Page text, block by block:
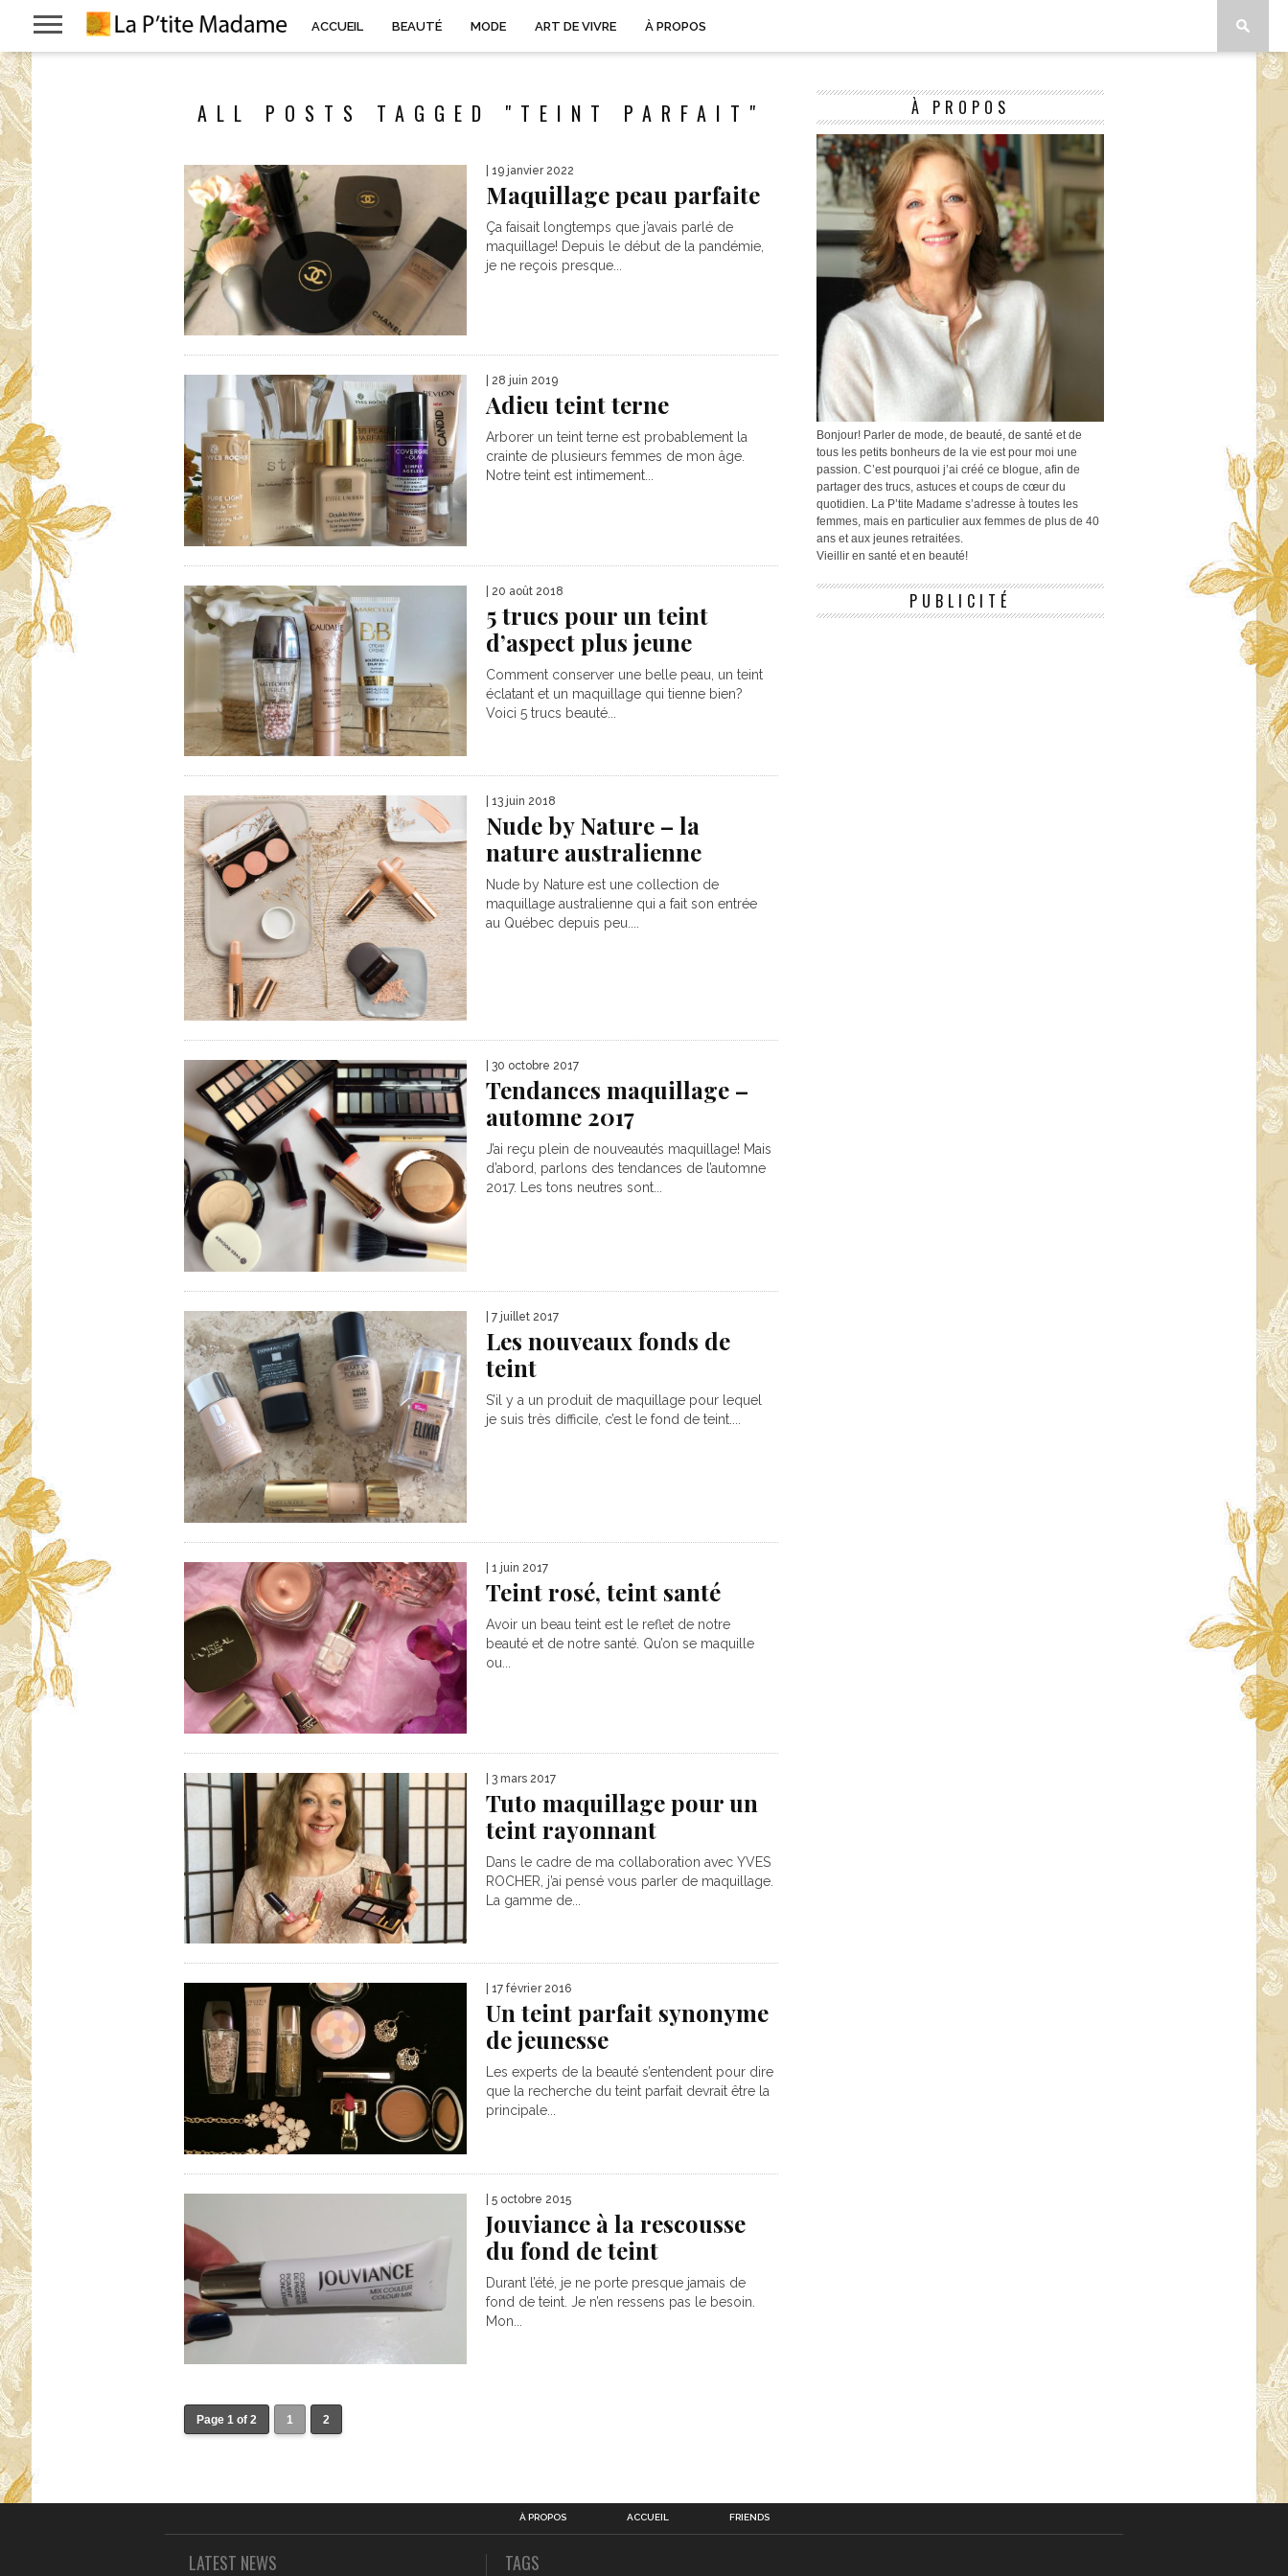
ACCUEIL BEAUTÉ MODE ART DE VIVRE À PROPOS
ALL POSTS TAGGED "TEINT PARFAIT"
| 19 janvier 2022
Maquillage peau parfaite
Ça faisait longtemps que j’avais parlé de
maquillage! Depuis le début de la pandémie,
je ne reçois presque...
| 28 juin 2019
Adieu teint terne
Arborer un teint terne est probablement la
crainte de plusieurs femmes de mon âge.
Notre teint est intimement...
| 20 août 2018
5 trucs pour un teint
d’aspect plus jeune
Comment conserver une belle peau, un teint
éclatant et un maquillage qui tienne bien?
Voici 5 trucs beauté...
| 13 juin 2018
Nude by Nature – la
nature australienne
Nude by Nature est une collection de
maquillage australienne qui a fait son entrée
au Québec depuis peu....
| 30 octobre 2017
Tendances maquillage –
automne 2017
J’ai reçu plein de nouveautés maquillage! Mais
d’abord, parlons des tendances de l’automne
2017. Les tons neutres sont...
| 7 juillet 2017
Les nouveaux fonds de
teint
S’il y a un produit de maquillage pour lequel
je suis très difficile, c’est le fond de teint....
| 1 juin 2017
Teint rosé, teint santé
Avoir un beau teint est le reflet de notre
beauté et de notre santé. Qu’on se maquille
ou...
| 3 mars 2017
Tuto maquillage pour un
teint rayonnant
Dans le cadre de ma collaboration avec YVES
ROCHER, j’ai pensé vous parler de maquillage.
La gamme de...
| 17 février 2016
Un teint parfait synonyme
de jeunesse
Les experts de la beauté s’entendent pour dire
que la recherche du teint parfait devrait être la
principale...
| 5 octobre 2015
Jouviance à la rescousse
du fond de teint
Durant l’été, je ne porte presque jamais de
fond de teint. Je n’en ressens pas le besoin.
Mon...
Page 1 of 2 1 2
À PROPOS
Bonjour! Parler de mode, de beauté, de santé et de
tous les petits bonheurs de la vie est pour moi une
passion. C’est pourquoi j’ai créé ce blogue, afin de
partager des trucs, astuces et coups de cœur du
quotidien. La P’tite Madame s’adresse à toutes les
femmes, mais en particulier aux femmes de plus de 40
ans et aux jeunes retraitées.
Vieillir en santé et en beauté!
PUBLICITÉ
À PROPOS ACCUEIL FRIENDS
LATEST NEWS TAGS